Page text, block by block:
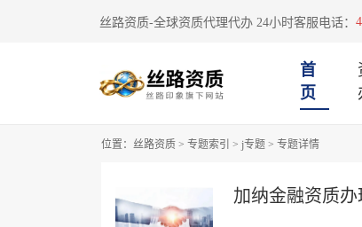
丝路资质-全球资质代理代办 24小时客服电话：
首
页
位置： 丝路资质 > 专题索引 > j专题 > 专题详情
加纳金融资质办